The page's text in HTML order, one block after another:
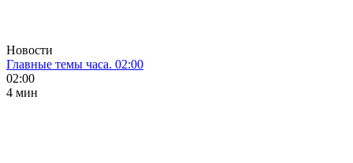
Новости
Главные темы часа. 02:00
02:00
4 мин